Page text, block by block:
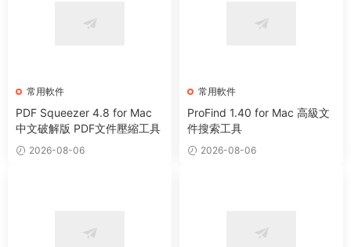
常用軟件
PDF Squeezer 4.8 for Mac
中文破解版 PDF文件壓縮工具
2026-08-06
常用軟件
ProFind 1.40 for Mac 高級文
件搜索工具
2026-08-06